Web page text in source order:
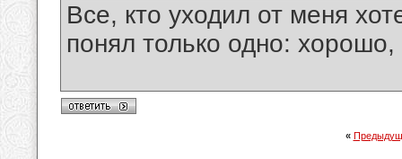
Все, кто уходил от меня
понял только одно:
«